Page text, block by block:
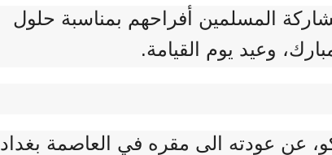
المسلمين أفراحهم بمناسبة حلول
وعيد يوم القيامة.
عن عودته الى مقره في العاصمة بغداد